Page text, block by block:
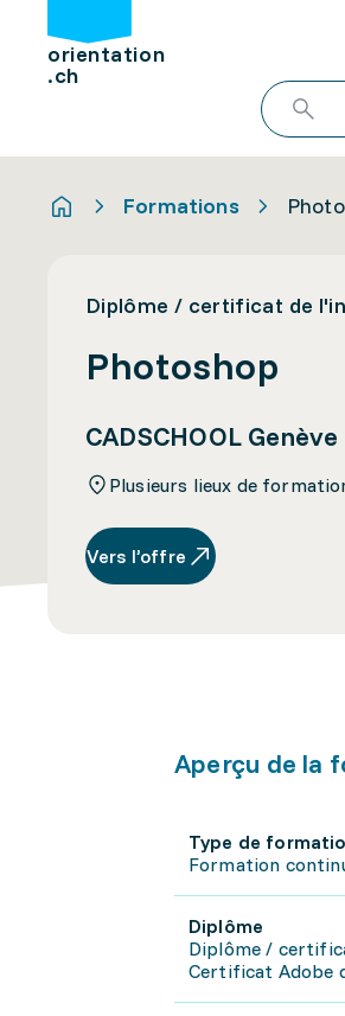
orientation
.ch
Formations
Diplôme / certificat de
Photoshop
CADSCHOOL Genève
Plusieurs lieux de
Vers l’offre
Aperçu de la
Type de
Formation
Diplôme
Diplôme /
Certificat Adobe